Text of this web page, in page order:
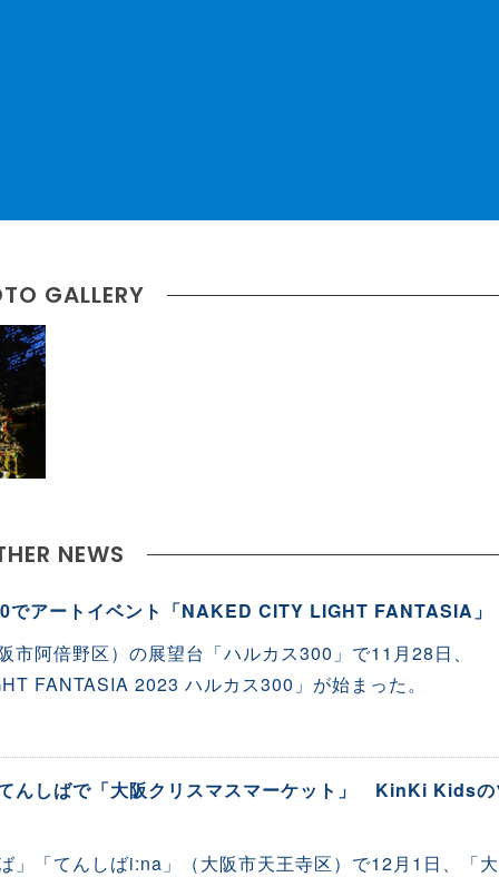
GALLERY
NEWS
でアートイベント「NAKED CITY LIGHT FANTASIA」
市阿倍野区）の展望台「ハルカス300」で11月28日、
FANTASIA 2023 ハルカス300」が始まった。
んしばで「大阪クリスマスマーケット」 KinKi Kids
」「てんしばi:na」（大阪市天王寺区）で12月1日、「大